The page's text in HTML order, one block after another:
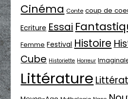
Cinéma Conte coup de
Ecriture Essai
Femme Festival Histoire
Cube Historiette Horreur
Littérature